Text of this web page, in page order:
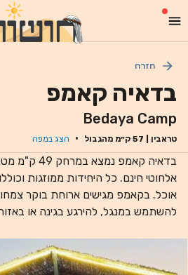
חזרה
בדאיה קאמפ
Bedaya Camp
טראבין 57 ק״מ מהגבול · הצג במפה
בדאיה קאמפ
אלחוטי חינם. כל היחידות ממוזגות
אוכל. בקאמפ מגישים ארוחת בוקר
להשתמש במנגל, להירגע בגינה או